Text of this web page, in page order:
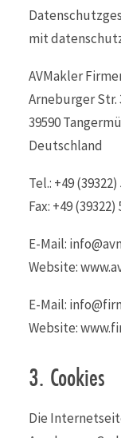
mit
AVMakler
Arneburger Str.
39590
Deutschland
Tel.: +49 (39322)
Fax: +49 (39322)
E-Mail:
Website:
E-Mail:
Website:
3. Cookies
Die